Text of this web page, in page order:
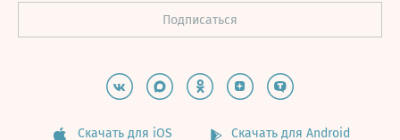
Скачать для iOS Скачать для Android